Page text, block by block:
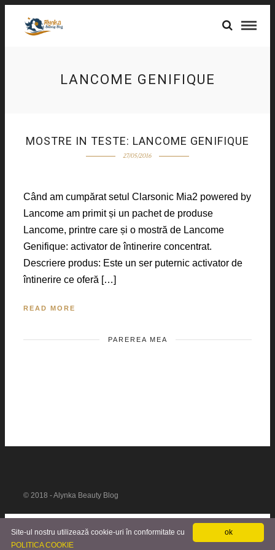
LANCOME GENIFIQUE
MOSTRE IN TESTE: LANCOME GENIFIQUE
27/05/2016
Când am cumpărat setul Clarsonic Mia2 powered by
Lancome am primit și un pachet de produse
Lancome, printre care și o mostră de Lancome
Genifique: activator de întinerire concentrat.
Descriere produs: Este un ser puternic activator de
întinerire ce oferă […]
READ MORE
PAREREA MEA
© 2018 - Alynka Beauty Blog
ok
Site-ul nostru utilizează cookie-uri în conformitate cu
POLITICA COOKIE